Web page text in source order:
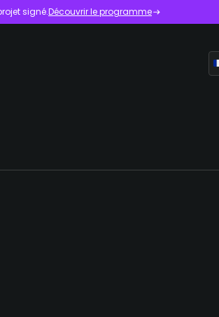
signé.Découvrir le programme